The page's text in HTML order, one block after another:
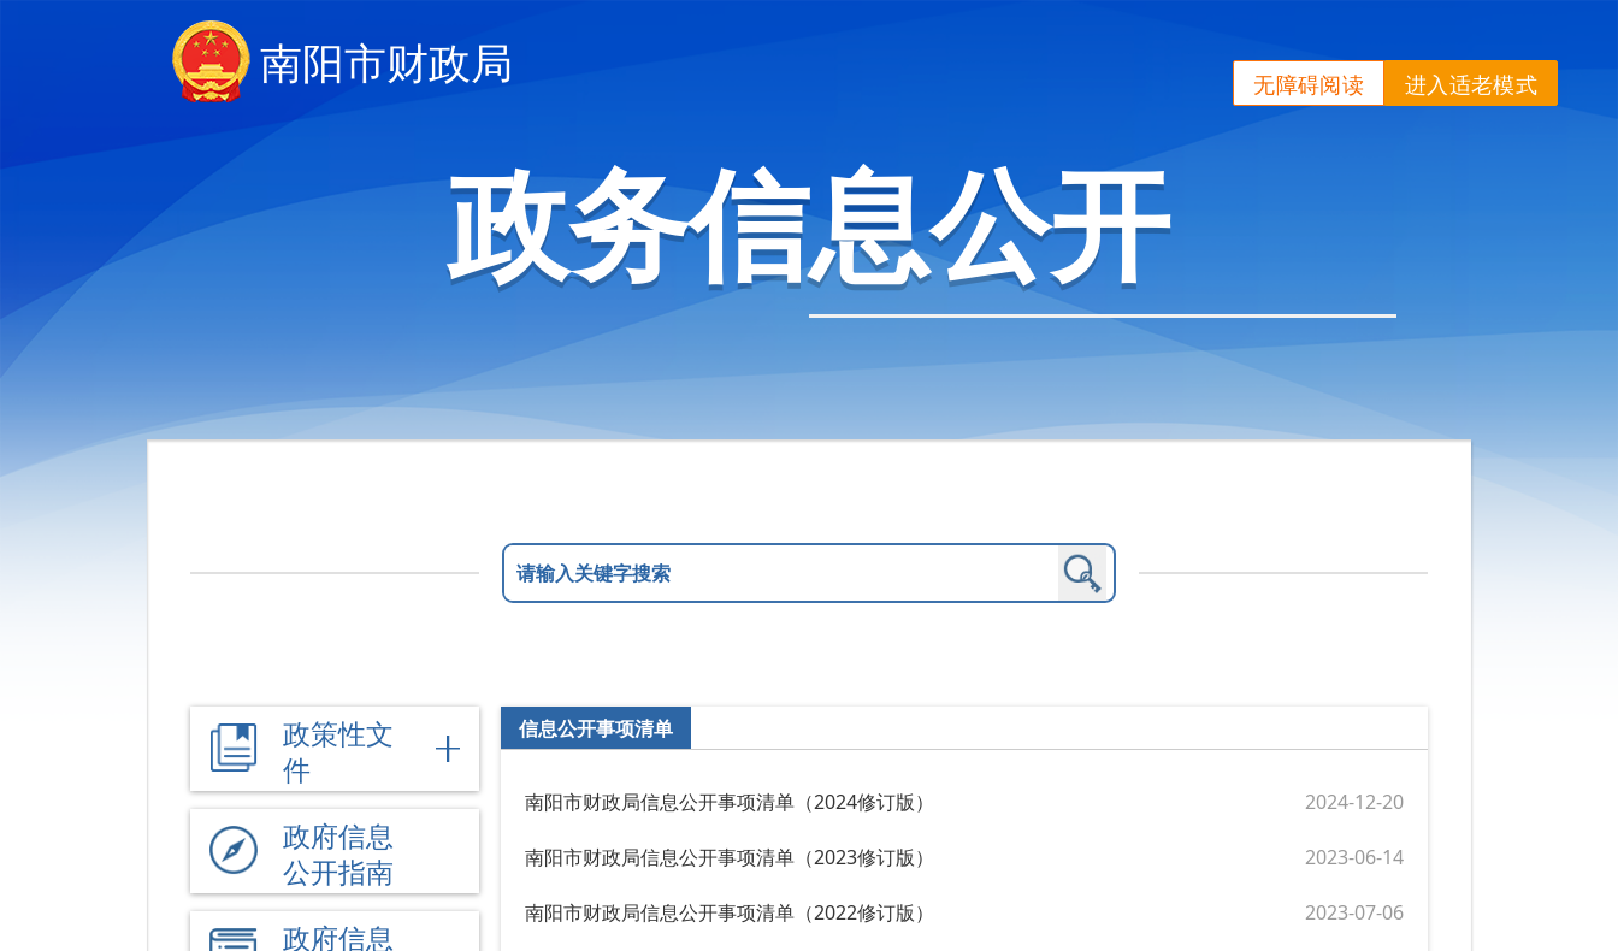
进入适老模式
无障碍阅读
南阳市财政局
政务信息公开
政策性文
件
政府信息
公开指南
政府信息
信息公开事项清单
南阳市财政局信息公开事项清单（2024修订版） 2024-12-20
南阳市财政局信息公开事项清单（2023修订版） 2023-06-14
南阳市财政局信息公开事项清单（2022修订版） 2023-07-06